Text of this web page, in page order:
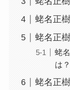
蛯名正
蛯名正
蛯
は？
蛯名正